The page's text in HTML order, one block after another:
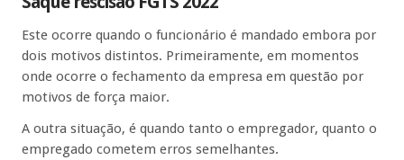
Este ocorre quando o funcionário é mandado embora por
dois motivos distintos. Primeiramente, em momentos
onde ocorre o fechamento da empresa em questão por
motivos de força maior.
A outra situação, é quando tanto o empregador, quanto o
empregado cometem erros semelhantes.